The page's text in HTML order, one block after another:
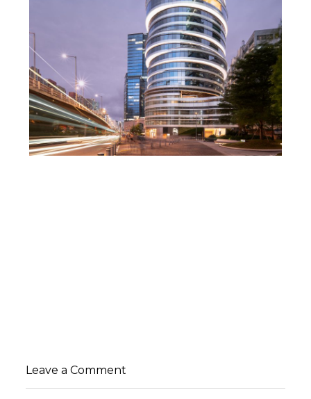
270°全海景办公，香港罗氏集团KTR350大厦，
改写观塘天际线，脚下就是维多利亚港！
Leave a Comment